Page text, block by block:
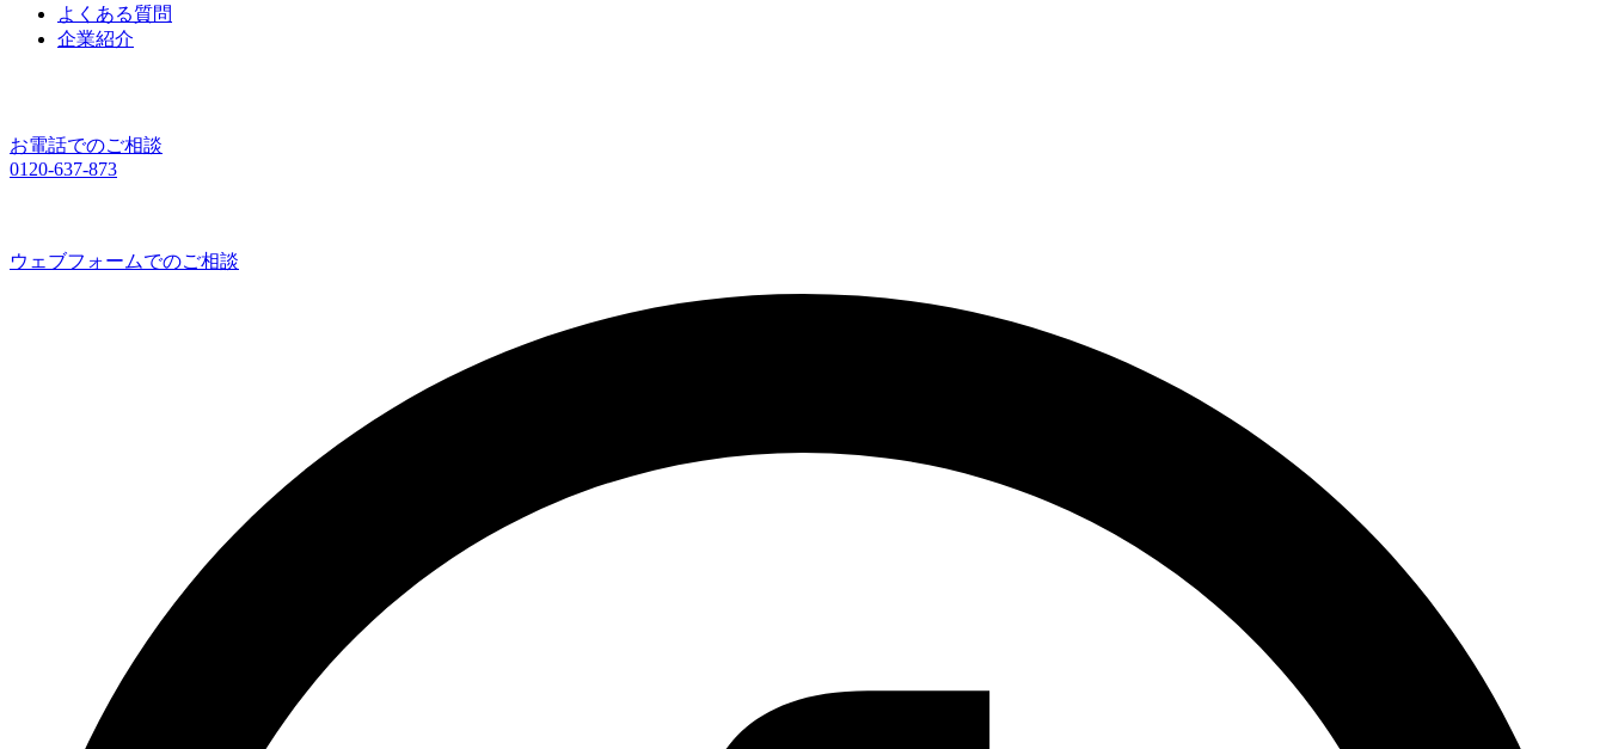
よくある質問
企業紹介
お電話でのご相談
0120-637-873
ウェブフォームでのご相談